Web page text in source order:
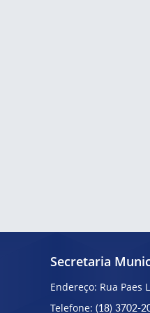
Secretaria
Endereço: Rua Paes
Telefone: (18) 3702-